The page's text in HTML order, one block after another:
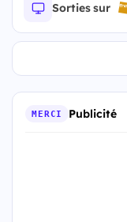
Sorties sur
MERCI Publicité